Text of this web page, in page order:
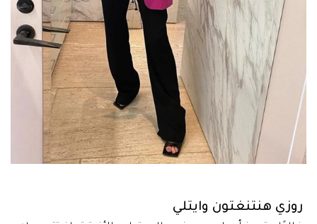
روزي هنتنغتون وايتلي